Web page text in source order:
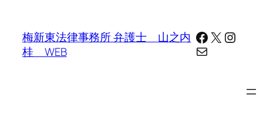
梅新東法律事務所 弁護士 山之内
桂 WEB
Facebook
X
メール